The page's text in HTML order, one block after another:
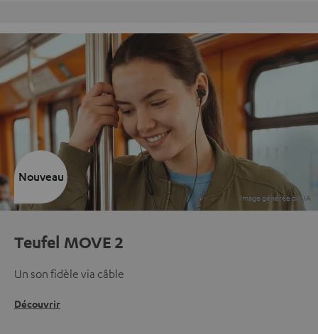
Teufel MOVE 2
Un son fidèle via câble
Découvrir
Nouveau